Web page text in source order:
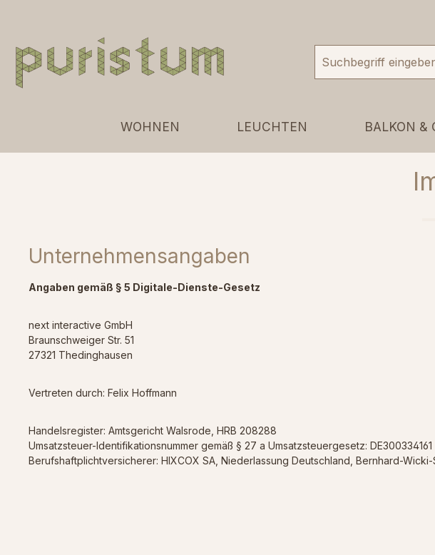
WOHNEN LEUCHTEN BALKON &
Unternehmensangaben
Angaben gemäß § 5 Digitale-Dienste-Gesetz
next interactive GmbH
Braunschweiger Str. 51
27321 Thedinghausen
Vertreten durch: Felix Hoffmann
Handelsregister: Amtsgericht Walsrode, HRB 208288
Umsatzsteuer-Identifikationsnummer gemäß § 27 a Umsatzsteuergesetz: DE300334161
Berufshaftplichtversicherer: HIXCOX SA, Niederlassung Deutschland, Bernhard-